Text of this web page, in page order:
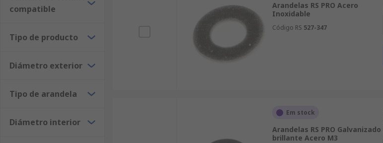
compatible
Tipo de producto
Diámetro exterior
Tipo de arandela
Diámetro interior
Arandelas RS PRO Acero
Inoxidable
Código RS 527-347
Em stock
Arandelas RS PRO Galvanizado
brillante Acero M3